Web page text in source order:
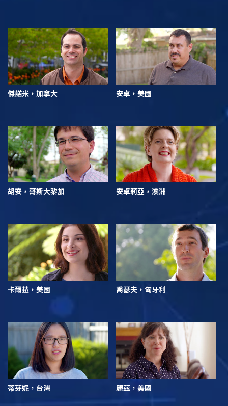
傑諾米，加拿大 安卓，美國
胡安，哥斯大黎加 安卓莉亞，澳洲
卡爾菈，美國 喬瑟夫，匈牙利
蒂芬妮，台灣 麗茲，美國